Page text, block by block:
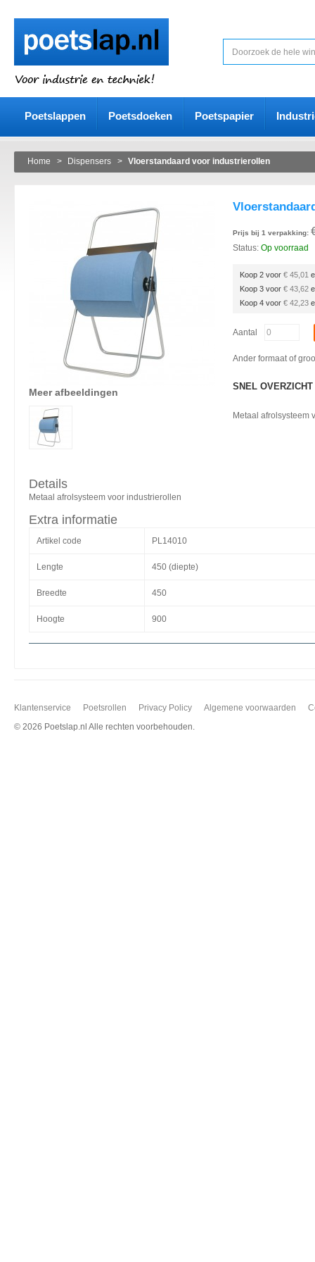
Poetslappen Poetsdoeken Poetspapier
Home > Dispensers > Vloerstandaard voor industrierollen
Prijs bij 1 verpakking:
Status: Op voorraad
Koop 2 voor € 45,01
Koop 3 voor € 43,62
Koop 4 voor € 42,23
Aantal
Ander formaat of
SNEL OVERZICHT
Metaal afrolsysteem
Meer afbeeldingen
Details
Metaal afrolsysteem voor industrierollen
Extra informatie
Artikel code PL14010
Lengte 450 (diepte)
Breedte 450
Hoogte 900
Klantenservice Poetsrollen Privacy Policy Algemene voorwaarden
© 2026 Poetslap.nl Alle rechten voorbehouden.